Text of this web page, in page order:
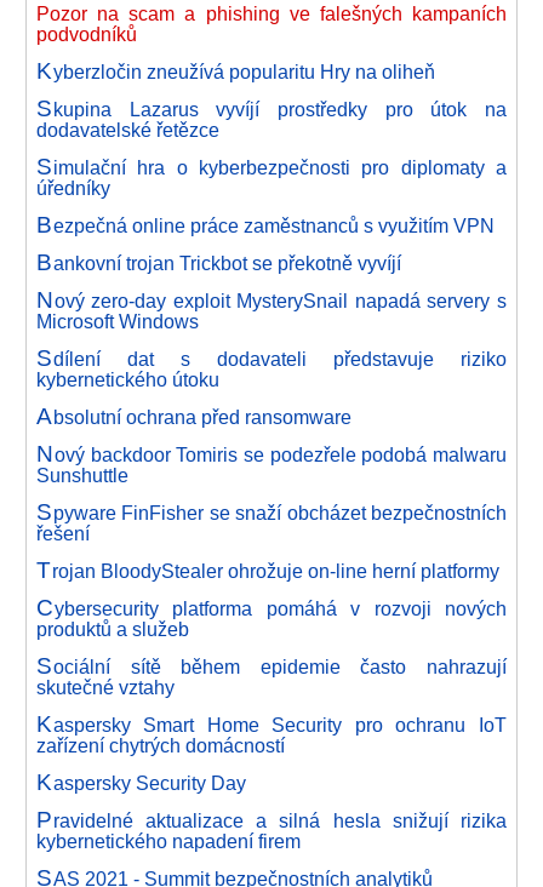
Pozor na scam a phishing ve falešných kampaních
podvodníků
Kyberzločin zneužívá popularitu Hry na oliheň
Skupina Lazarus vyvíjí prostředky pro útok na
dodavatelské řetězce
Simulační hra o kyberbezpečnosti pro diplomaty a
úředníky
Bezpečná online práce zaměstnanců s využitím VPN
Bankovní trojan Trickbot se překotně vyvíjí
Nový zero-day exploit MysterySnail napadá servery s
Microsoft Windows
Sdílení dat s dodavateli představuje riziko
kybernetického útoku
Absolutní ochrana před ransomware
Nový backdoor Tomiris se podezřele podobá malwaru
Sunshuttle
Spyware FinFisher se snaží obcházet bezpečnostních
řešení
Trojan BloodyStealer ohrožuje on-line herní platformy
Cybersecurity platforma pomáhá v rozvoji nových
produktů a služeb
Sociální sítě během epidemie často nahrazují
skutečné vztahy
Kaspersky Smart Home Security pro ochranu IoT
zařízení chytrých domácností
Kaspersky Security Day
Pravidelné aktualizace a silná hesla snižují rizika
kybernetického napadení firem
SAS 2021 - Summit bezpečnostních analytiků